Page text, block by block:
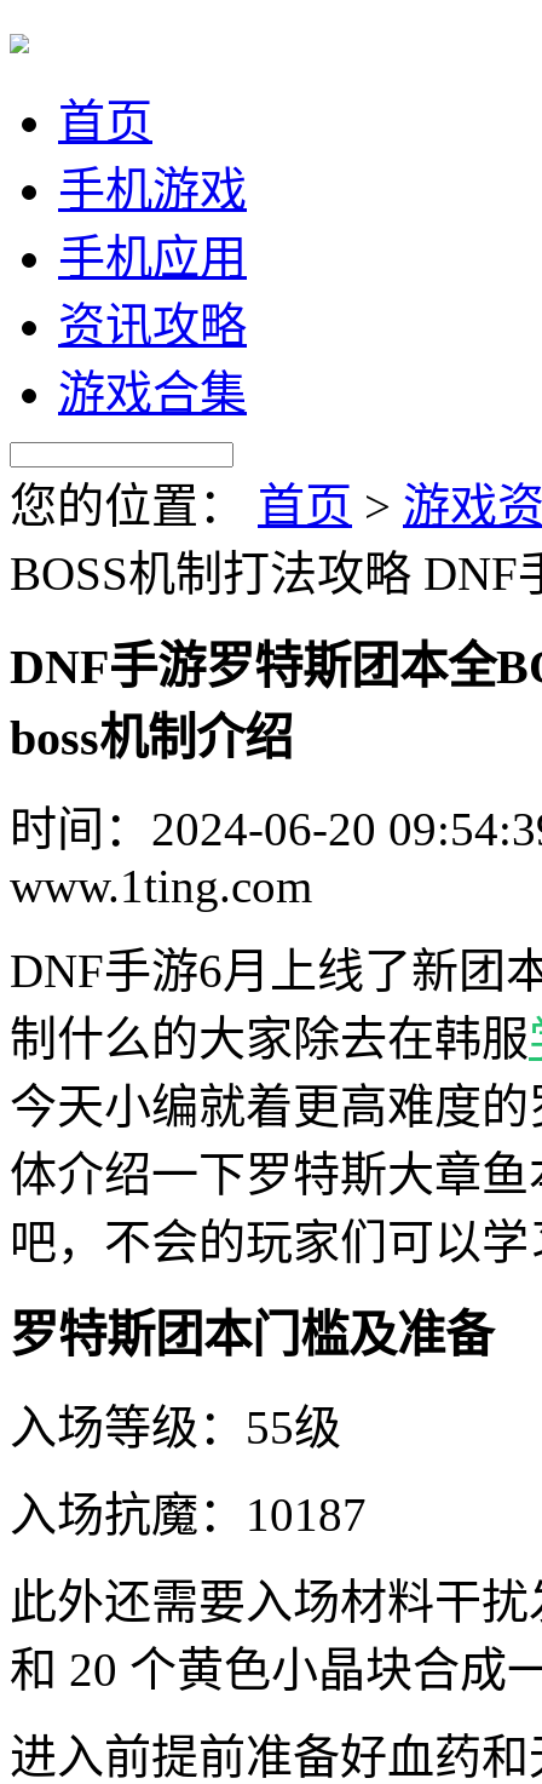
首页
手机游戏
手机应用
资讯攻略
游戏合集
您的位置： 首页 > 游戏
BOSS机制打法攻略 DNF
DNF手游罗特斯团本全
boss机制介绍
时间：2024-06-20
www.1ting.com
DNF手游6月上线了新团
制什么的大家除去在韩服
今天小编就着更高难度
体介绍一下罗特斯大章
吧，不会的玩家们可以
罗特斯团本门槛及准备
入场等级：55级
入场抗魔：10187
此外还需要入场材料干
和 20 个黄色小晶块合成
进入前提前准备好血药